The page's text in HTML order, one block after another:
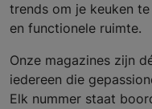
trends om je keuken
en functionele ruimte.
Onze magazines zijn
iedereen die
Elk nummer staat